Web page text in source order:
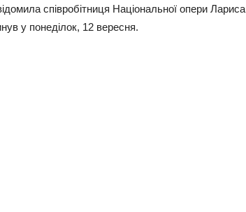
співробітниця Національної опери Лариса
у понеділок, 12 вересня.